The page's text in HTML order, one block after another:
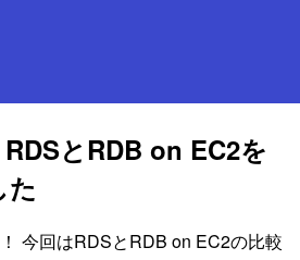
RDSとRDB on EC2を
た
今回はRDSとRDB on EC2の比較